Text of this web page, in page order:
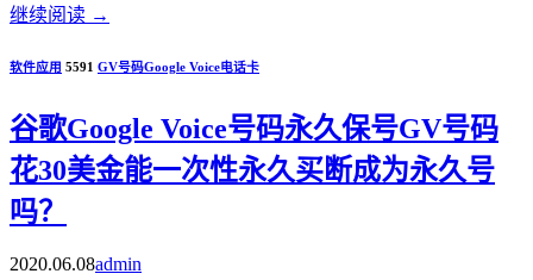
继续阅读 →
软件应用 5591 GV号码Google Voice电话卡
谷歌Google Voice号码永久保号GV号码
花30美金能一次性永久买断成为永久号
吗？
2020.06.08admin